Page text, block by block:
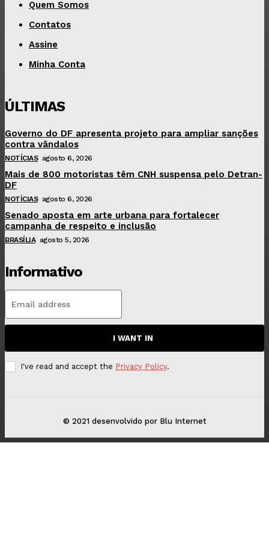
Quem Somos
Contatos
Assine
Minha Conta
ÚLTIMAS
Governo do DF apresenta projeto para ampliar sanções
contra vândalos
NOTÍCIAS agosto 6, 2026
Mais de 800 motoristas têm CNH suspensa pelo Detran-
DF
NOTÍCIAS agosto 6, 2026
Senado aposta em arte urbana para fortalecer
campanha de respeito e inclusão
BRASÍLIA agosto 5, 2026
Informativo
I WANT IN
I've read and accept the Privacy Policy.
© 2021 desenvolvido por Blu Internet